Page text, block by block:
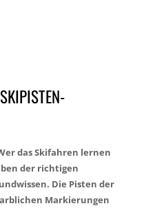
das Skifahren lernen
der richtigen
Die Pisten der
Markierungen